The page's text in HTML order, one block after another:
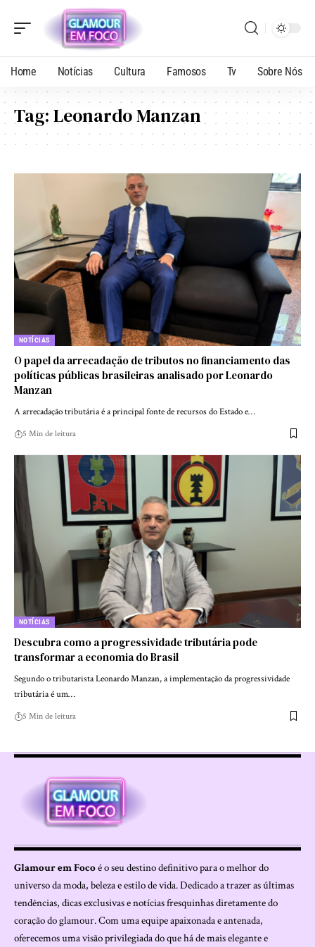
Home Notícias Cultura Famosos Tv Sobre Nós
Tag:Leonardo Manzan
NOTÍCIAS
O papel da arrecadação de tributos no financiamento das
políticas públicas brasileiras analisado por Leonardo
Manzan
A arrecadação tributária é a principal fonte de recursos do Estado e…
5 Min de leitura
NOTÍCIAS
Descubra como a progressividade tributária pode
transformar a economia do Brasil
Segundo o tributarista Leonardo Manzan, a implementação da progressividade
tributária é um…
5 Min de leitura
Glamour em Focoé o seu destino definitivo para o melhor do
universo da moda, beleza e estilo de vida. Dedicado a trazer as últimas
tendências, dicas exclusivas e notícias fresquinhas diretamente do
coração do glamour. Com uma equipe apaixonada e antenada,
oferecemos uma visão privilegiada do que há de mais elegante e